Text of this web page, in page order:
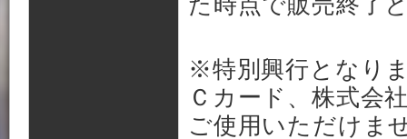
※特別興行となり
Ｃカード、株式会
ご使用いただけま